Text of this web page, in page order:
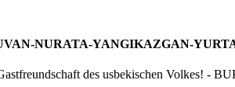
NURATA-YANGIKAZGAN-